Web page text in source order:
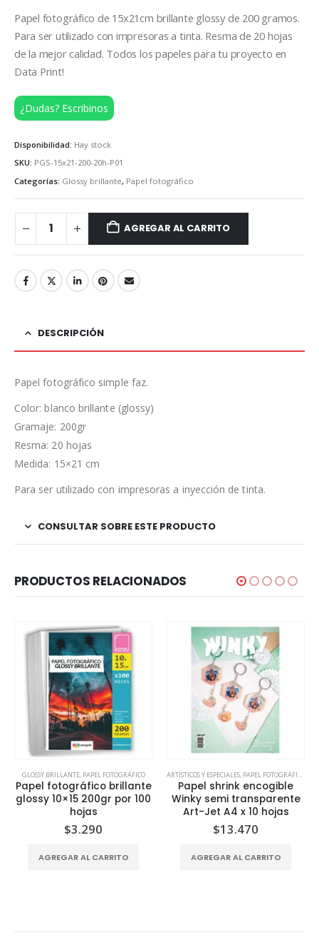
Papel fotográfico de 15x21cm brillante glossy de 200 gramos.
Para ser utilizado con impresoras a tinta. Resma de 20 hojas
de la mejor calidad. Todos los papeles para tu proyecto en
Data Print!
¿Dudas? Escribinos
Disponibilidad: Hay stock
SKU: PGS-15x21-200-20h-P01
Categorías: Glossy brillante, Papel fotográfico
AGREGAR AL CARRITO
DESCRIPCIÓN
Papel fotográfico simple faz.
Color: blanco brillante (glossy)
Gramaje: 200gr
Resma: 20 hojas
Medida: 15×21 cm
Para ser utilizado con impresoras a inyección de tinta.
CONSULTAR SOBRE ESTE PRODUCTO
PRODUCTOS RELACIONADOS
GLOSSY BRILLANTE, PAPEL FOTOGRÁFICO
Papel fotográfico brillante
glossy 10×15 200gr por 100
hojas
$3.290
AGREGAR AL CARRITO
ARTÍSTICOS Y ESPECIALES, PAPEL FOTOGRÁFICO
Papel shrink encogible
Winky semi transparente
Art-Jet A4 x 10 hojas
$13.470
AGREGAR AL CARRITO